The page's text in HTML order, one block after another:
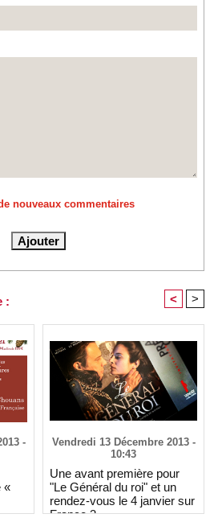
nouveaux commentaires
: < >
-
«
Vendredi 13 Décembre 2013 -
10:43
Une avant première pour
"Le Général du roi" et un
rendez-vous le 4 janvier sur
France 3